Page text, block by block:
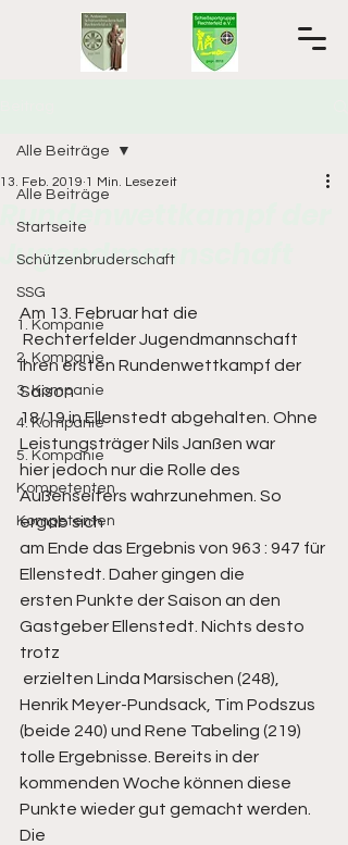
Alle Beiträge
Startseite
Schützenbruderschaft
SSG
1. Kompanie
2. Kompanie
3. Kompanie
4. Kompanie
5. Kompanie
Kompetenten
Kompetenten
Alle Beiträge
Rundenwettkampf der
Jugendmannschaft
13. Feb. 2019 1 Min. Lesezeit
Am 13. Februar hat die
ihren ersten Rundenwettkampf der
Saison
18/19 in Ellenstedt abgehalten. Ohne
Leistungsträger Nils Janßen war
hier jedoch nur die Rolle des
Außenseiters wahrzunehmen. So
ergab sich
am Ende das Ergebnis von 963 : 947 für
Ellenstedt. Daher gingen die
ersten Punkte der Saison an den
Gastgeber Ellenstedt. Nichts desto
trotz
Henrik Meyer-Pundsack, Tim Podszus
(beide 240) und Rene Tabeling (219)
tolle Ergebnisse. Bereits in der
kommenden Woche können diese
Punkte wieder gut gemacht werden.
Die